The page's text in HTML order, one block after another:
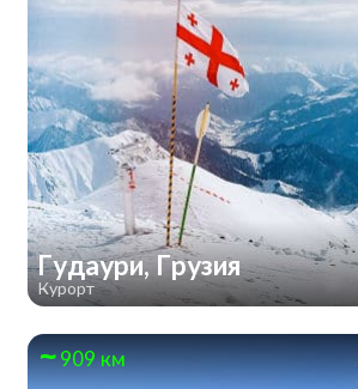
Гудаури, Грузия
Курорт
909 км